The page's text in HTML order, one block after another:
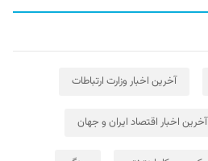
آخرین اخبار وزارت ارتباطات
آخرین اخبار اقتصاد ایران و جهان